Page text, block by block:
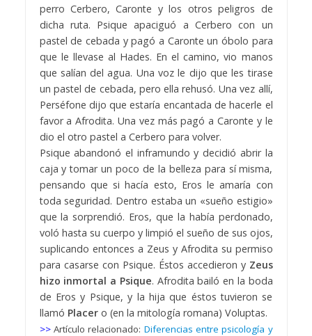
perro Cerbero, Caronte y los otros peligros de
dicha ruta. Psique apaciguó a Cerbero con un
pastel de cebada y pagó a Caronte un óbolo para
que le llevase al Hades. En el camino, vio manos
que salían del agua. Una voz le dijo que les tirase
un pastel de cebada, pero ella rehusó. Una vez allí,
Perséfone dijo que estaría encantada de hacerle el
favor a Afrodita. Una vez más pagó a Caronte y le
dio el otro pastel a Cerbero para volver.
Psique abandonó el inframundo y decidió abrir la
caja y tomar un poco de la belleza para sí misma,
pensando que si hacía esto, Eros le amaría con
toda seguridad. Dentro estaba un «sueño estigio»
que la sorprendió. Eros, que la había perdonado,
voló hasta su cuerpo y limpió el sueño de sus ojos,
suplicando entonces a Zeus y Afrodita su permiso
para casarse con Psique. Éstos accedieron y Zeus
hizo inmortal a Psique. Afrodita bailó en la boda
de Eros y Psique, y la hija que éstos tuvieron se
llamó Placero (en la mitología romana) Voluptas.
>>Artículo relacionado: Diferencias entre psicología y